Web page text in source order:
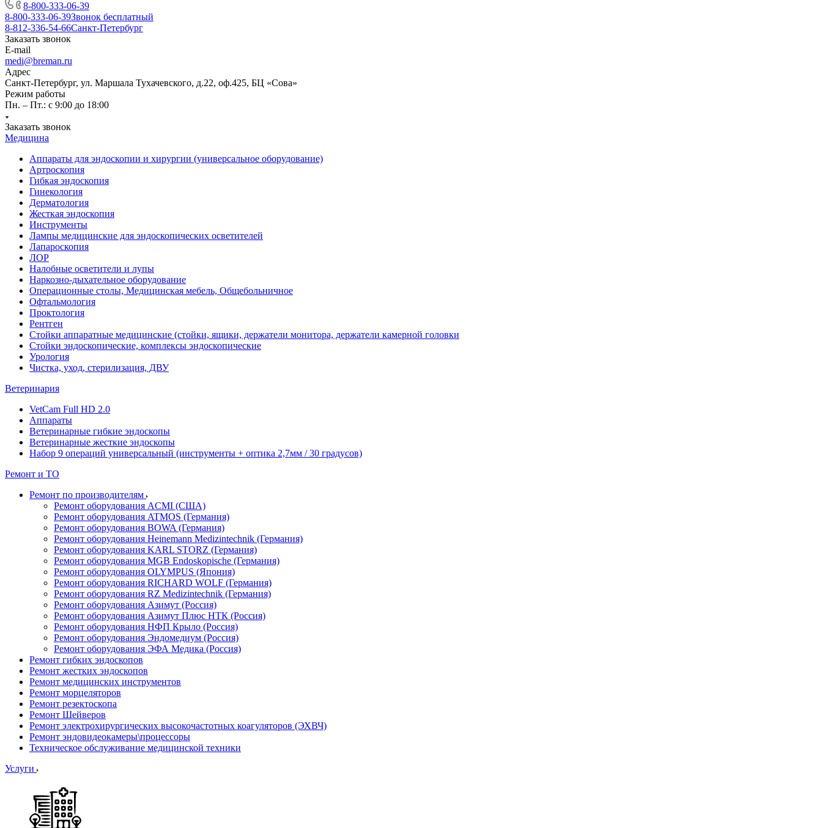
8-800-333-06-39
8-800-333-06-39Звонок бесплатный
8-812-336-54-66Санкт-Петербург
Заказать звонок
E-mail
medi@breman.ru
Адрес
Санкт-Петербург, ул. Маршала Тухачевского, д.22, оф.425, БЦ «Сова»
Режим работы
Пн. – Пт.: с 9:00 до 18:00
Заказать звонок
Медицина
Аппараты для эндоскопии и хирургии (универсальное оборудование)
Артроскопия
Гибкая эндоскопия
Гинекология
Дерматология
Жесткая эндоскопия
Инструменты
Лампы медицинские для эндоскопических осветителей
Лапароскопия
ЛОР
Налобные осветители и лупы
Наркозно-дыхательное оборудование
Операционные столы, Медицинская мебель, Общебольничное
Офтальмология
Проктология
Рентген
Стойки аппаратные медицинские (стойки, ящики, держатели монитора, держатели камерной головки
Стойки эндоскопические, комплексы эндоскопические
Урология
Чистка, уход, стерилизация, ДВУ
Ветеринария
VetCam Full HD 2.0
Аппараты
Ветеринарные гибкие эндоскопы
Ветеринарные жесткие эндоскопы
Набор 9 операций универсальный (инструменты + оптика 2,7мм / 30 градусов)
Ремонт и ТО
Ремонт по производителям
Ремонт оборудования ACMI (США)
Ремонт оборудования ATMOS (Германия)
Ремонт оборудования BOWA (Германия)
Ремонт оборудования Heinemann Medizintechnik (Германия)
Ремонт оборудования KARL STORZ (Германия)
Ремонт оборудования MGB Endoskopische (Германия)
Ремонт оборудования OLYMPUS (Япония)
Ремонт оборудования RICHARD WOLF (Германия)
Ремонт оборудования RZ Medizintechnik (Германия)
Ремонт оборудования Азимут (Россия)
Ремонт оборудования Азимут Плюс НТК (Россия)
Ремонт оборудования НФП Крыло (Россия)
Ремонт оборудования Эндомедиум (Россия)
Ремонт оборудования ЭФА Медика (Россия)
Ремонт гибких эндоскопов
Ремонт жестких эндоскопов
Ремонт медицинских инструментов
Ремонт морцеляторов
Ремонт резектоскопа
Ремонт Шейверов
Ремонт электрохирургических высокочастотных коагуляторов (ЭХВЧ)
Ремонт эндовидеокамеры\процессоры
Техническое обслуживание медицинской техники
Услуги